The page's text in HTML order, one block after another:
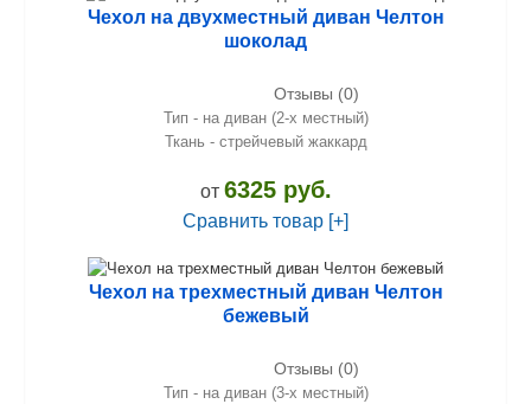
Чехол на двухместный диван Челтон
шоколад
Отзывы (0)
Тип - на диван (2-х местный)
Ткань - стрейчевый жаккард
от 6325 руб.
Сравнить товар [+]
Чехол на трехместный диван Челтон
бежевый
Отзывы (0)
Тип - на диван (3-х местный)